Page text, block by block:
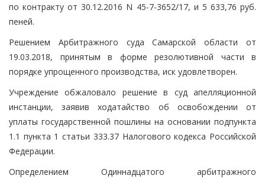
по контракту от 30.12.2016 N 45-7-3652/17, и 5 633,76 руб.
пеней.
Решением Арбитражного суда Самарской области от
19.03.2018, принятым в форме резолютивной части в
порядке упрощенного производства, иск удовлетворен.
Учреждение обжаловало решение в суд апелляционной
инстанции, заявив ходатайство об освобождении от
уплаты государственной пошлины на основании подпункта
1.1 пункта 1 статьи 333.37 Налогового кодекса Российской
Федерации.
Определением Одиннадцатого арбитражного